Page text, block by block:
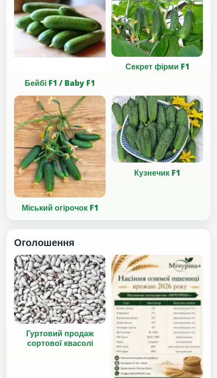
Бейбі F1 / Baby F1
Секрет фірми F1
Міський огірочок F1
Кузнечик F1
Оголошення
Гуртовий продаж
сортової квасолі